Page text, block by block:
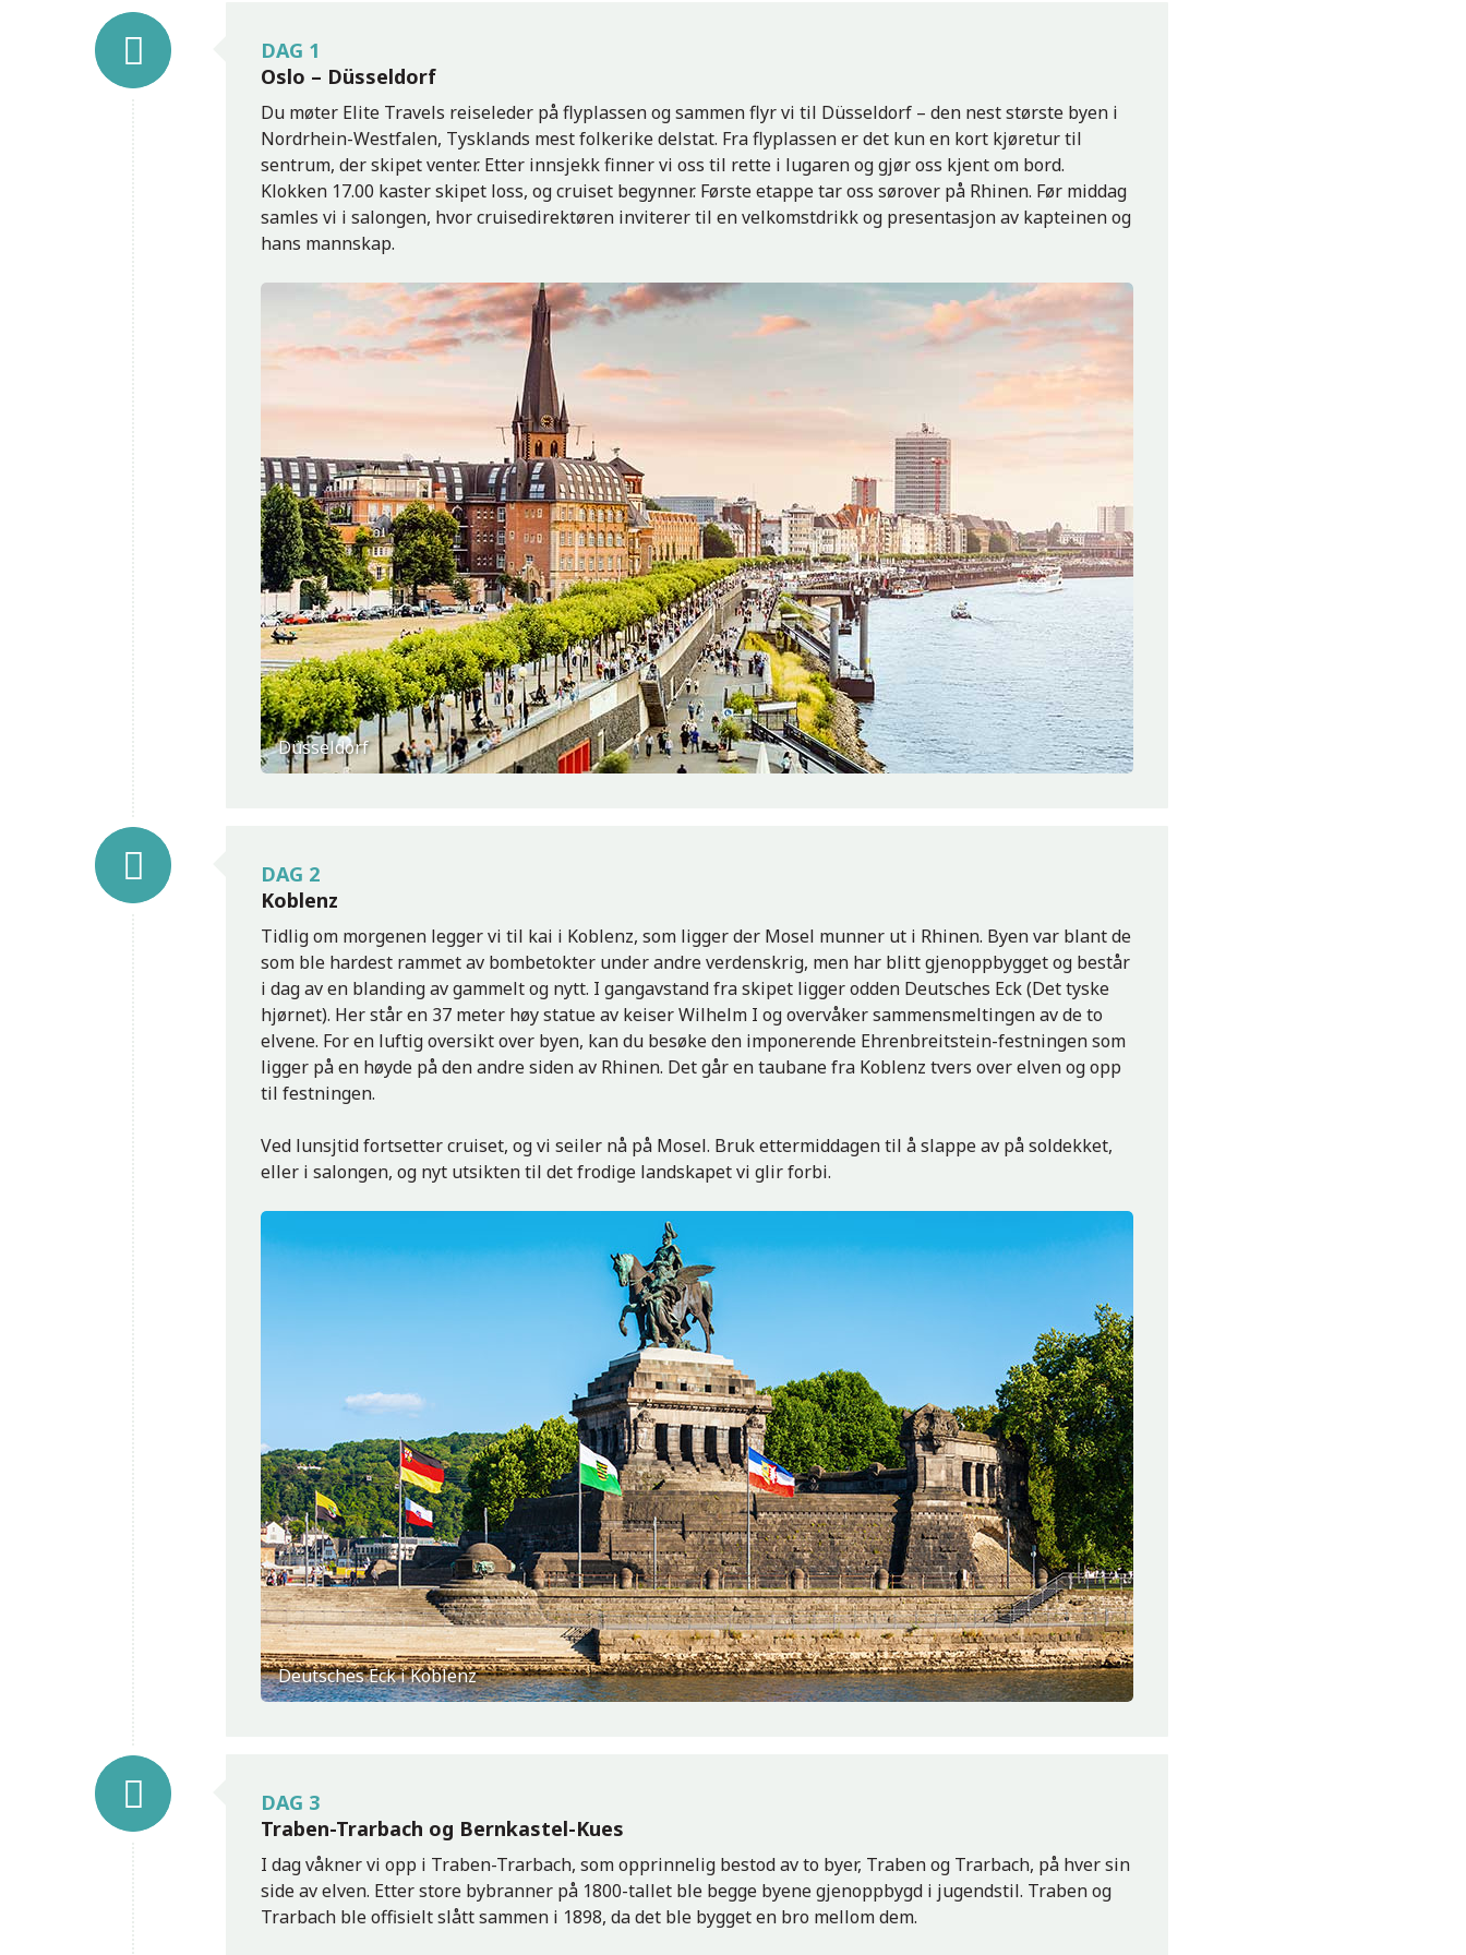
Traben-Trarbach
Bernkastel-Kues - utsikt fra Landshut-borgen
DAG 1
Oslo – Düsseldorf
Du møter Elite Travels reiseleder på flyplassen og sammen flyr vi til Düsseldorf – den nest største byen i
Nordrhein-Westfalen, Tysklands mest folkerike delstat. Fra flyplassen er det kun en kort kjøretur til
sentrum, der skipet venter. Etter innsjekk finner vi oss til rette i lugaren og gjør oss kjent om bord.
Klokken 17.00 kaster skipet loss, og cruiset begynner. Første etappe tar oss sørover på Rhinen. Før middag
samles vi i salongen, hvor cruisedirektøren inviterer til en velkomstdrikk og presentasjon av kapteinen og
hans mannskap.
Düsseldorf
DAG 2
Koblenz
Tidlig om morgenen legger vi til kai i Koblenz, som ligger der Mosel munner ut i Rhinen. Byen var blant de
som ble hardest rammet av bombetokter under andre verdenskrig, men har blitt gjenoppbygget og består
i dag av en blanding av gammelt og nytt. I gangavstand fra skipet ligger odden Deutsches Eck (Det tyske
hjørnet). Her står en 37 meter høy statue av keiser Wilhelm I og overvåker sammensmeltingen av de to
elvene. For en luftig oversikt over byen, kan du besøke den imponerende Ehrenbreitstein-festningen som
ligger på en høyde på den andre siden av Rhinen. Det går en taubane fra Koblenz tvers over elven og opp
til festningen.
Ved lunsjtid fortsetter cruiset, og vi seiler nå på Mosel. Bruk ettermiddagen til å slappe av på soldekket,
eller i salongen, og nyt utsikten til det frodige landskapet vi glir forbi.
Deutsches Eck i Koblenz
DAG 3
Traben-Trarbach og Bernkastel-Kues
I dag våkner vi opp i Traben-Trarbach, som opprinnelig bestod av to byer, Traben og Trarbach, på hver sin
side av elven. Etter store bybranner på 1800-tallet ble begge byene gjenoppbygd i jugendstil. Traben og
Trarbach ble offisielt slått sammen i 1898, da det ble bygget en bro mellom dem.